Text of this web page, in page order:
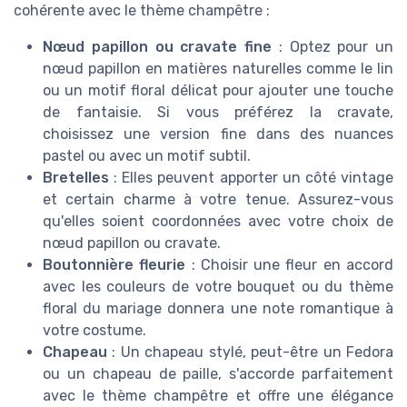
cohérente avec le thème champêtre :
Nœud papillon ou cravate fine : Optez pour un
nœud papillon en matières naturelles comme le lin
ou un motif floral délicat pour ajouter une touche
de fantaisie. Si vous préférez la cravate,
choisissez une version fine dans des nuances
pastel ou avec un motif subtil.
Bretelles : Elles peuvent apporter un côté vintage
et certain charme à votre tenue. Assurez-vous
qu'elles soient coordonnées avec votre choix de
nœud papillon ou cravate.
Boutonnière fleurie : Choisir une fleur en accord
avec les couleurs de votre bouquet ou du thème
floral du mariage donnera une note romantique à
votre costume.
Chapeau : Un chapeau stylé, peut-être un Fedora
ou un chapeau de paille, s'accorde parfaitement
avec le thème champêtre et offre une élégance